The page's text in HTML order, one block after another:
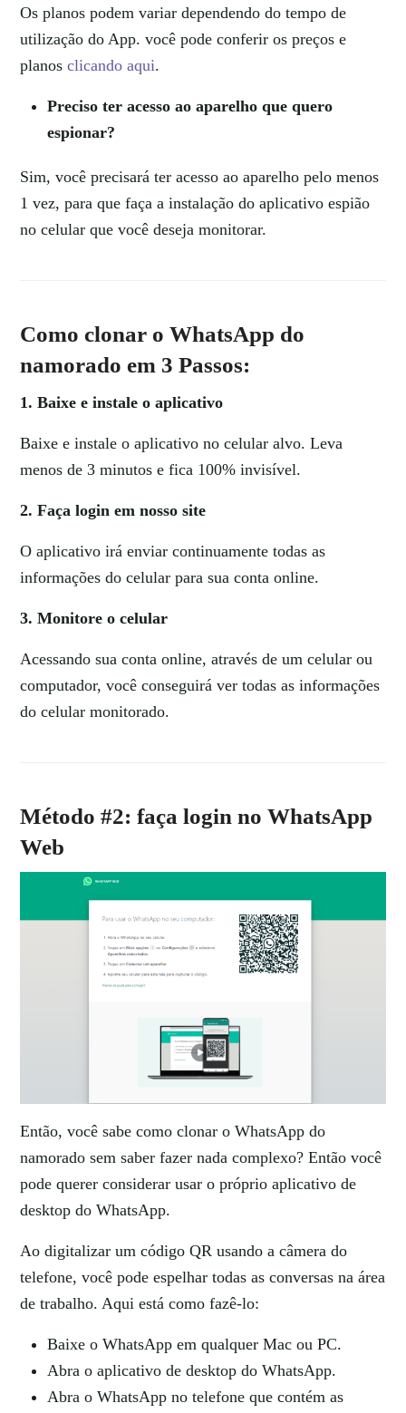
Os planos podem variar dependendo do tempo de
utilização do App. você pode conferir os preços e
planosclicando aqui.
Preciso ter acesso ao aparelho que quero
espionar?
Sim, você precisará ter acesso ao aparelho pelo menos
1 vez, para que faça a instalação do aplicativo espião
no celular que você deseja monitorar.
Como clonar o WhatsApp do
namorado em 3 Passos:
1. Baixe e instale o aplicativo
Baixe e instale o aplicativo no celular alvo. Leva
menos de 3 minutos e fica 100% invisível.
2. Faça login em nosso site
O aplicativo irá enviar continuamente todas as
informações do celular para sua conta online.
3. Monitore o celular
Acessando sua conta online, através de um celular ou
computador, você conseguirá ver todas as informações
do celular monitorado.
Método #2: faça login no WhatsApp
Web
Então, você sabecomo clonar o WhatsApp do
namorado sem saber fazer nada complexo? Então você
pode querer considerar usar o próprio aplicativo de
desktop do WhatsApp.
Ao digitalizar um código QR usando a câmera do
telefone, você pode espelhar todas as conversas na área
de trabalho. Aqui está como fazê-lo:
Baixe o WhatsApp em qualquer Mac ou PC.
Abra o aplicativo de desktop do WhatsApp.
Abra o WhatsApp no ​​telefone que contém as